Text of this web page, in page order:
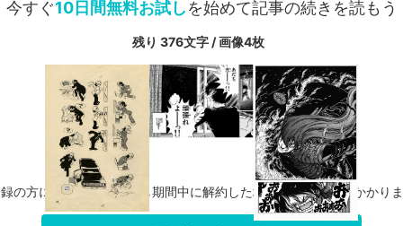
今すぐ10日間無料お試しを始めて記事の続きを読もう
残り 376文字 / 画像4枚
の方に限り、無料お試し期間中に解約した場合、料金は一切かかり